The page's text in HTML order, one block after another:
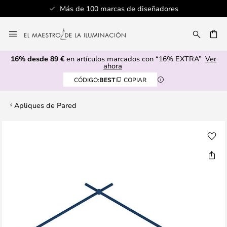
Más de 100 marcas de diseñadores
al
contenido
16% desde 89 € en artículos marcados con “16% EXTRA” Ver
ahora
CÓDIGO:BEST COPIAR
Apliques de Pared